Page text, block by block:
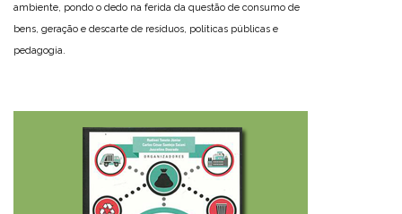
ambiente, pondo o dedo na ferida da questão de consumo de
bens, geração e descarte de resíduos, políticas públicas e
pedagogia.